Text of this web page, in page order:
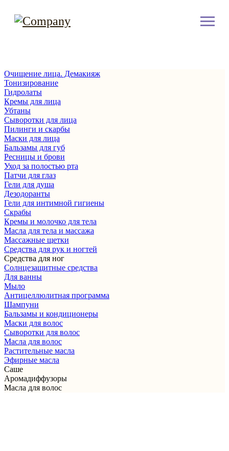
Очищение лица. Демакияж
Тонизирование
Гидролаты
Кремы для лица
Убтаны
Сыворотки для лица
Пилинги и скарбы
Маски для лица
Бальзамы для губ
Ресницы и брови
Уход за полостью рта
Патчи для глаз
Гели для душа
Дезодоранты
Гели для интимной гигиены
Скрабы
Кремы и молочко для тела
Масла для тела и массажа
Массажные щетки
Cредства для рук и ногтей
Средства для ног
Солнцезащитные средства
Для ванны
Мыло
Антицеллюлитная программа
Шампуни
Бальзамы и кондиционеры
Маски для волос
Сыворотки для волос
Масла для волос
Растительные масла
Эфирные масла
Саше
Аромадиффузоры
Масла для волос